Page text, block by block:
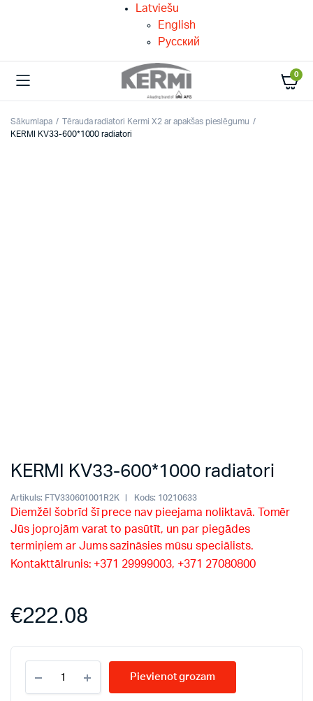
Latviešu
English
Русский
0
Sākumlapa
Tērauda radiatori Kermi X2 ar apakšas pieslēgumu
KERMI KV33-600*1000 radiatori
KERMI KV33-600*1000 radiatori
Artikuls: FTV330601001R2K Kods: 10210633
Diemžēl šobrīd šī prece nav pieejama noliktavā. Tomēr
Jūs joprojām varat to pasūtīt, un par piegādes
termiņiem ar Jums sazināsies mūsu speciālists.
Kontakttālrunis: +371 29999003, +371 27080800
€222.08
KV33-
600*1000
Pievienot grozam